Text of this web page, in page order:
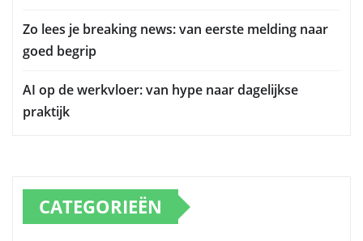
Zo lees je breaking news: van eerste melding naar
goed begrip
AI op de werkvloer: van hype naar dagelijkse
praktijk
CATEGORIEËN